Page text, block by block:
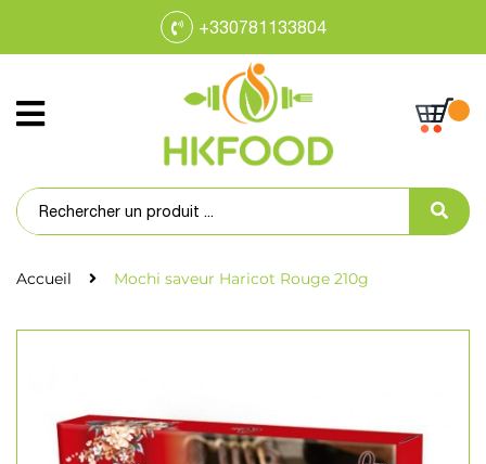
+330781133804
Accueil Mochi saveur Haricot Rouge 210g